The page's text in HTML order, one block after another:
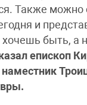
Также можно
и
быть, а
епископ